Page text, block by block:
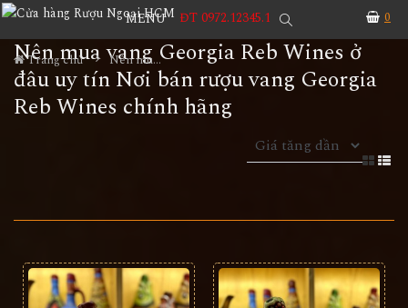
0
MENU ĐT 0972.12345.1
Trang chủ Nên mua vang Georgia Reb Wines ở đâu uy tín Nơi bán rượu vang Georgia Reb Wines chính hãng
Nên mua vang Georgia Reb Wines ở
đâu uy tín Nơi bán rượu vang Georgia
Reb Wines chính hãng